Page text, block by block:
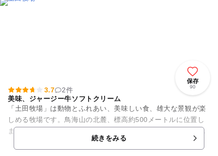
保存
90
3.7
2件
美味、ジャージー牛ソフトクリーム
「土田牧場」は動物とふれあい、美味しい食、雄大な景観が楽
しめる牧場です。鳥海山の北麓、標高約500メートルに位置し
ます。広々とした牧草地と堂々としたジャージー牛の姿は、日
常のあわただしさを忘れさ...続きをみる